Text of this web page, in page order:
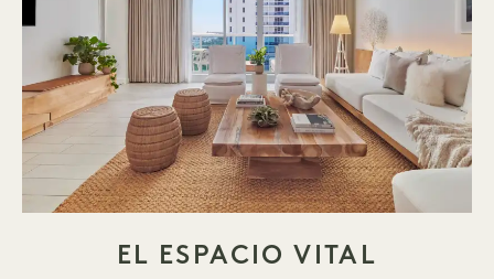
EL ESPACIO VITAL